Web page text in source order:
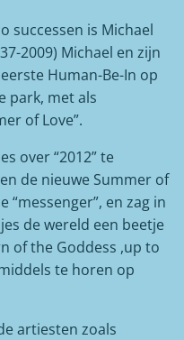
successen is Michael
2009) Michael en zijn
Human-Be-In op
park, met als
of Love”.
over “2012” te
de nieuwe Summer of
“messenger”, en zag in
de wereld een beetje
of the Goddess ,up to
te horen op
artiesten zoals